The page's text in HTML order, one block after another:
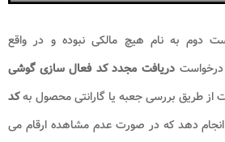
دوم به نام هیچ مالکی نبوده و در واقع
دریافت مجدد کد فعال سازی گوشی
از طریق بررسی جعبه یا گارانتی محصول بهکد
انجام دهد که در صورت عدم مشاهده ارقام می